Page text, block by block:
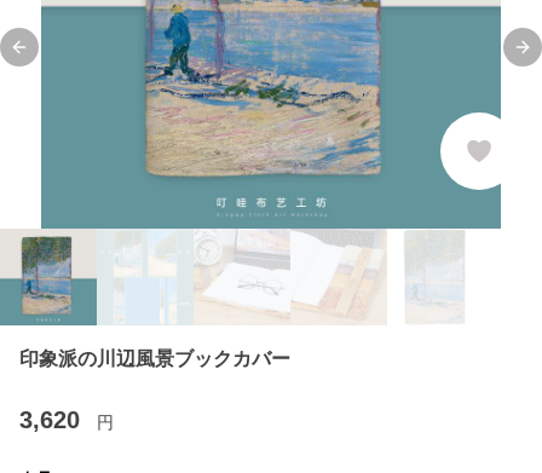
Previous slide
印象派の川辺風景ブックカバー
3,620 円